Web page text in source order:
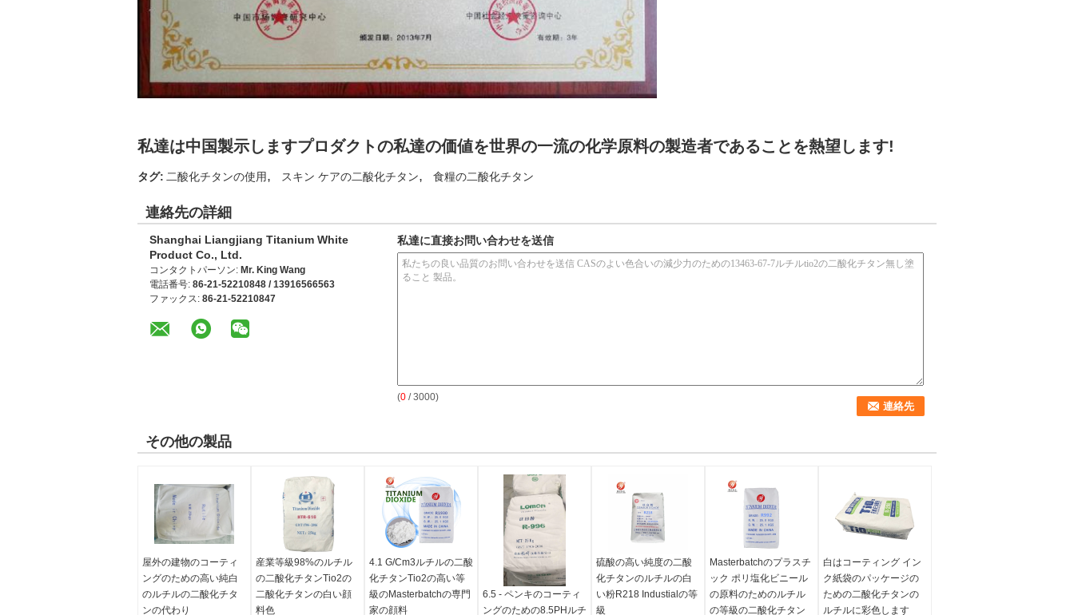
私達は中国製示しますプロダクトの私達の価値を世界の一流の化学原料の製造者であることを熱望します!
タグ: 二酸化チタンの使用, スキン ケアの二酸化チタン, 食糧の二酸化チタン
連絡先の詳細
Shanghai Liangjiang Titanium White
Product Co., Ltd.
コンタクトパーソン: Mr. King Wang
電話番号: 86-21-52210848 / 13916566563
ファックス: 86-21-52210847
私達に直接お問い合わせを送信
(0 / 3000)
その他の製品
屋外の建物のコーティ
ングのための高い純白
のルチルの二酸化チタ
ンの代わり
産業等級98%のルチル
の二酸化チタンTio2の
二酸化チタンの白い顔
料色
4.1 G/Cm3ルチルの二酸
化チタンTio2の高い等
級のMasterbatchの専門
家の顔料
6.5 - ペンキのコーティ
ングのための8.5PHルチ
硫酸の高い純度の二酸
化チタンのルチルの白
い粉R218 Industialの等
級
Masterbatchのプラスチ
ック ポリ塩化ビニール
の原料のためのルチル
の等級の二酸化チタン
白はコーティング イン
ク紙袋のパッケージの
ための二酸化チタンの
ルチルに彩色します